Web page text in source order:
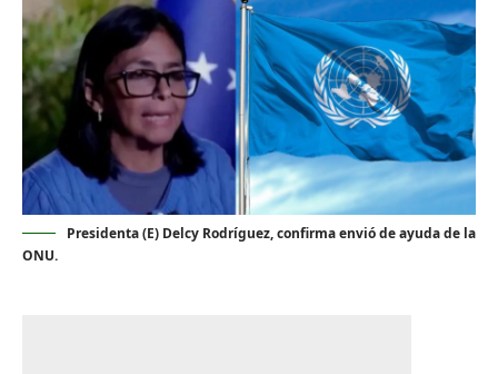
Presidenta (E) Delcy Rodríguez, confirma envió de ayuda de la
ONU.